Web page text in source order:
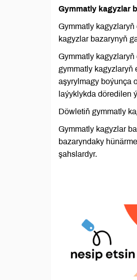
Gymmatly kagyzlar
Gymmatly
kagyzlar bazarynyň
Gymmatly kagyzlaryň
gymmatly kagyzlaryň
aşyrylmagy boýunça
laýyklykda döredilen
Döwletiň gymmatly
Gymmatly kagyzlar
bazaryndaky
şahslardyr.